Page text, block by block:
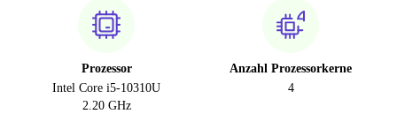
Prozessor
Intel Core i5-10310U
2.20 GHz
Anzahl Prozessorkerne
4